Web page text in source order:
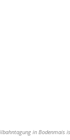
in Bodenmais